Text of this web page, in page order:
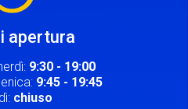
apertura
9:30 - 19:00
9:45 - 19:45
chiuso